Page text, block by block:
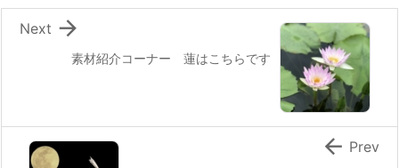
素材紹介コーナー 蓮はこちらです

Next
 Prev